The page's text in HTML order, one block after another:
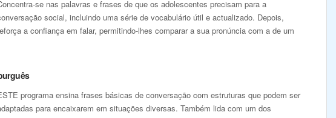
se nas palavras e frases de que os adolescentes precisam para a
social, incluindo uma série de vocabulário útil e actualizado. Depois,
a confiança em falar, permitindo-lhes comparar a sua pronúncia com a de um
programa ensina frases básicas de conversação com estruturas que podem ser
para encaixarem em situações diversas. Também lida com um dos